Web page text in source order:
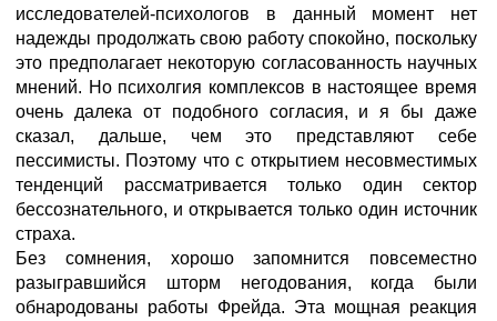
исследователей-психологов в данный момент нет
надежды продолжать свою работу спокойно, поскольку
это предполагает некоторую согласованность научных
мнений. Но психолгия комплексов в настоящее время
очень далека от подобного согласия, и я бы даже
сказал, дальше, чем это представляют себе
пессимисты. Поэтому что с открытием несовместимых
тенденций рассматривается только один сектор
бессознательного, и открывается только один источник
страха.
Без сомнения, хорошо запомнится повсеместно
разыгравшийся шторм негодования, когда были
обнародованы работы Фрейда. Эта мощная реакция